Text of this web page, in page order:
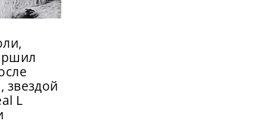
звездой
L